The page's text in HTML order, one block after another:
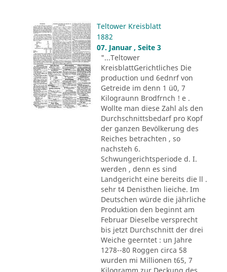
Teltower Kreisblatt
1882
07. Januar , Seite 3
"...Teltower
KreisblattGerichtliches Die
production und 6ednrf von
Getreide im denn 1 ü0, 7
Kilograunn Brodfrnch ! e .
Wollte man diese Zahl als den
Durchschnittsbedarf pro Kopf
der ganzen Bevölkerung des
Reiches betrachten , so
nachsteh 6.
Schwungerichtsperiode d. I.
werden , denn es sind
Landgericht eine bereits die ll .
sehr t4 Denisthen lieiche. Im
Deutschen würde die jährliche
Produktion den beginnt am
Februar Dieselbe versprecht
bis jetzt Durchschnitt der drei
Weiche geerntet : un Jahre
1278--80 Roggen circa 58
wurden mi Millionen t65, 7